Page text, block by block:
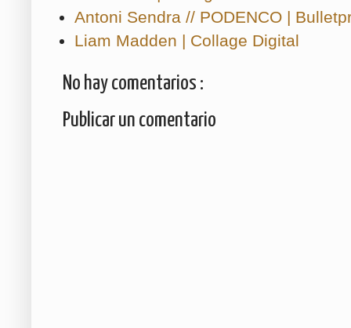
Antoni Sendra // PODENCO |
Liam Madden | Collage Digital
No hay comentarios :
Publicar un comentario